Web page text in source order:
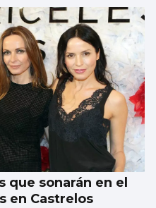
fronterizos
que sonarán en el
en Castrelos